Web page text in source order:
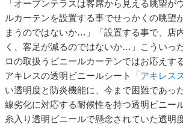
「オープンテラスは客席から見える眺望が
ルカーテンを設置する事でせっかくの眺望
まうのではないか…」「設置する事で、店
く、客足が減るのではないか…」こういっ
ロの取扱うビニールカーテンではお応えす
アキレスの透明ビニールシート
「アキレス
い透明度と防炎機能に、今まで困難であっ
線劣化に対応する耐候性を持つ透明ビニー
糸入り透明ビニールで懸念されていた透明